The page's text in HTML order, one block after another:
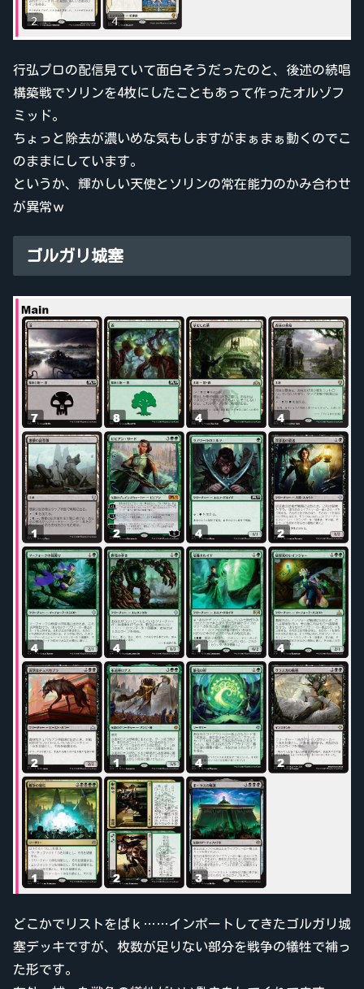
行弘プロの配信見ていて面白そうだったのと、後述の続唱
構築戦でソリンを4枚にしたこともあって作ったオルゾフ
ミッド。
ちょっと除去が濃いめな気もしますがまぁまぁ動くのでこ
のままにしています。
というか、輝かしい天使とソリンの常在能力のかみ合わせ
が異常ｗ
ゴルガリ城塞
どこかでリストをぱｋ……インポートしてきたゴルガリ城
塞デッキですが、枚数が足りない部分を戦争の犠牲で補っ
た形です。